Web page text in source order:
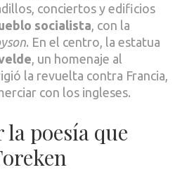
conciertos y edificios
socialista , con la
. En el centro, la estatua
, un homenaje al
la revuelta contra Francia,
con los ingleses.
poesía que